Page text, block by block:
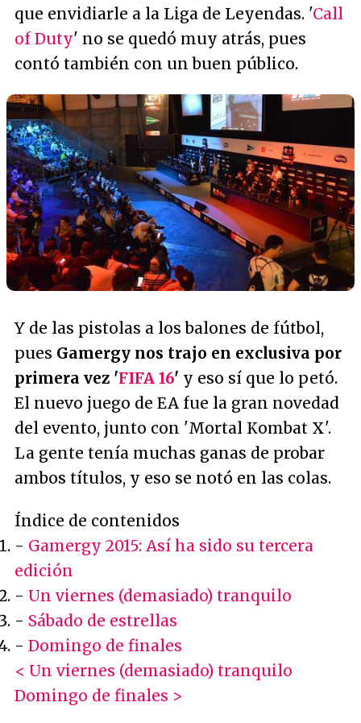
que envidiarle a la Liga de Leyendas. 'Call
of Duty' no se quedó muy atrás, pues
contó también con un buen público.
Y de las pistolas a los balones de fútbol,
pues Gamergy nos trajo en exclusiva por
primera vez 'FIFA 16' y eso sí que lo petó.
El nuevo juego de EA fue la gran novedad
del evento, junto con 'Mortal Kombat X'.
La gente tenía muchas ganas de probar
ambos títulos, y eso se notó en las colas.
Índice de contenidos
- Gamergy 2015: Así ha sido su tercera
edición
- Un viernes (demasiado) tranquilo
- Sábado de estrellas
- Domingo de finales
< Un viernes (demasiado) tranquilo
Domingo de finales >